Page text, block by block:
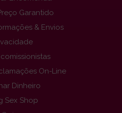
Garantido
& Envios
On-Line
Dinheiro
Sex Shop